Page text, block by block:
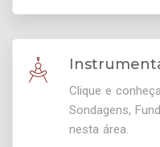
Clique e
Sondagens,
nesta área.